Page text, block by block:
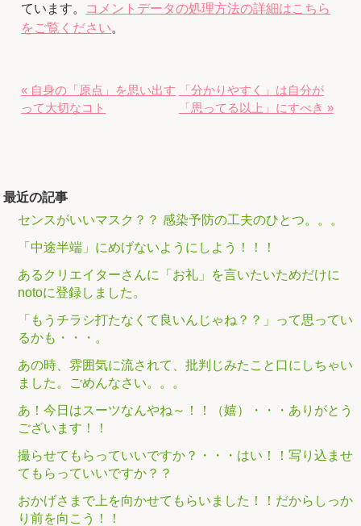
ています。
コメントデータの処理方法の詳細はこちら
をご覧ください。
« 自身の「原点」を思い出す
って大切なコト
「分かりやすく」は自分が
「思ってる以上」にすべき »
最近の記事
センスがいいマスク？？ 感染予防の工夫のひとつ。。。
「中途半端」にめげないようにしよう！！！
あるクリエイターさんに「お礼」を言いたいためだけに
notoに登録しました。
「もうチラシ打たなくて良いんじゃね？？」って思ってい
るかも・・・。
あの時、雰囲気に流されて、批判じみたこと口にしちゃい
ました。ごめんなさい。。。
あ！今日はスーツなんやね～！！（嬉）・・・ありがとう
ございます！！
撮らせてもらっていいですか？・・・はい！！写り込ませ
てもらっていいですか？？
おかげさまで上を向かせてもらいました！！だからしっか
り前を向こう！！